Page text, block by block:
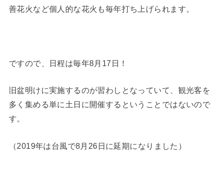
善花火など個人的な花火も毎年打ち上げられます。
ですので、日程は毎年8月17日！
旧盆明けに実施するのが習わしとなっていて、観光客を
多く集める単に土日に開催するということではないので
す。
（2019年は台風で8月26日に延期になりました）